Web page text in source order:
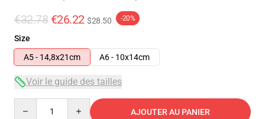
€32.78 €26.22 $28.50 -20%
Size
A5 - 14,8x21cm
A6 - 10x14cm
Voir le guide des tailles
AJOUTER AU PANIER